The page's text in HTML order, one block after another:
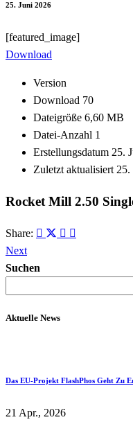
25. Juni 2026
[featured_image]
Download
Version
Download 70
Dateigröße 6,60 MB
Datei-Anzahl 1
Erstellungsdatum 25.
Zuletzt aktualisiert 25.
Rocket Mill 2.50
Share:
Next
Suchen
Aktuelle News
Das EU-Projekt FlashPhos Geht Zu
21 Apr., 2026